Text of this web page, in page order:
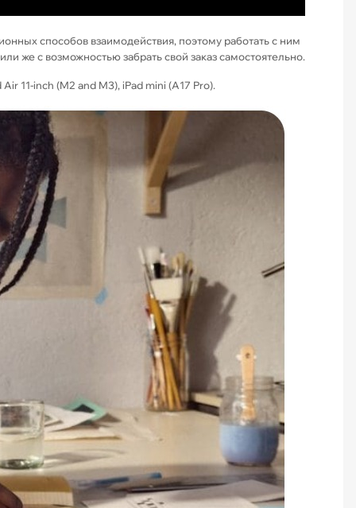
способов взаимодействия, поэтому работать с ним
же с возможностью забрать свой заказ самостоятельно.
11-inch (M2 and M3), iPad mini (A17 Pro).